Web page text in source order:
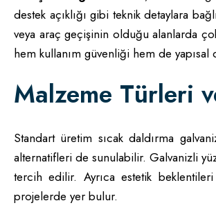
destek açıklığı gibi teknik detaylara
veya araç geçişinin olduğu alanlarda
hem kullanım güvenliği hem de yapısal
Malzeme Türleri
Standart üretim sıcak daldırma
alternatifleri de sunulabilir. Galvanizli
tercih edilir. Ayrıca estetik
projelerde yer bulur.